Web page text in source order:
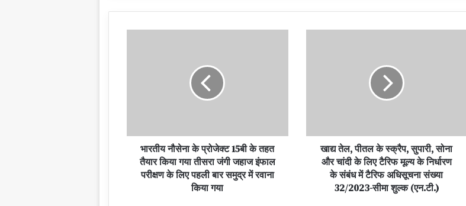
भारतीय नौसेना के प्रोजेक्ट 15बी के तहत
तैयार किया गया तीसरा जंगी जहाज इंफाल
परीक्षण के लिए पहली बार समुद्र में रवाना
किया गया
खाद्य तेल, पीतल के स्क्रैप, सुपारी, सोना
और चांदी के लिए टैरिफ मूल्य के निर्धारण
के संबंध में टैरिफ अधिसूचना संख्या
32/2023-सीमा शुल्क (एन.टी.)